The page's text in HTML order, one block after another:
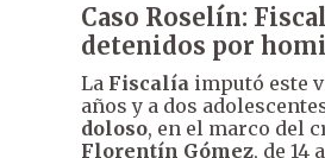
Caso Roselín:
detenidos por
La Fiscalía imputó este
años y a dos
doloso, en el marco del
Florentín Gómez, de 14